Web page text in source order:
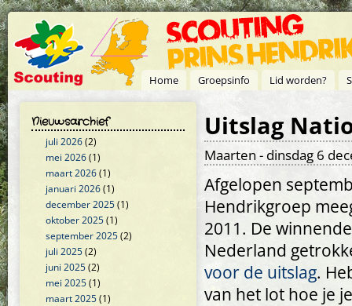
Overslaan en naar de inhoud gaan
Home Groepsinfo Lid worden?
Nieuwsarchief
juli 2026(2)
mei 2026(1)
maart 2026(1)
januari 2026(1)
december 2025(1)
oktober 2025(1)
september 2025(2)
juli 2025(2)
juni 2025(2)
mei 2025(1)
maart 2025(1)
Uitslag
Maarten - dinsdag 6
Afgelopen
Hendrikgroep
2011. De
Nederland
voor de uitslag.
van het lot hoe je